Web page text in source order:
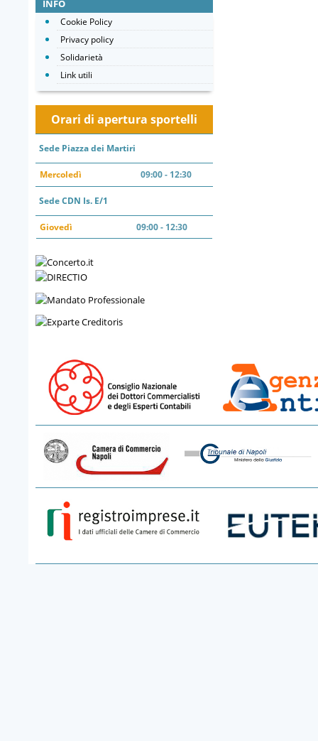
INFO
Cookie Policy
Privacy policy
Solidarietà
Link utili
Orari di apertura sportelli
Sede Piazza dei Martiri
Mercoledì 09:00 - 12:30
Sede CDN Is. E/1
Giovedì 09:00 - 12:30